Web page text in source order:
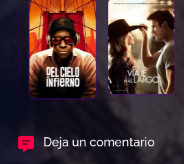
Deja un comentario